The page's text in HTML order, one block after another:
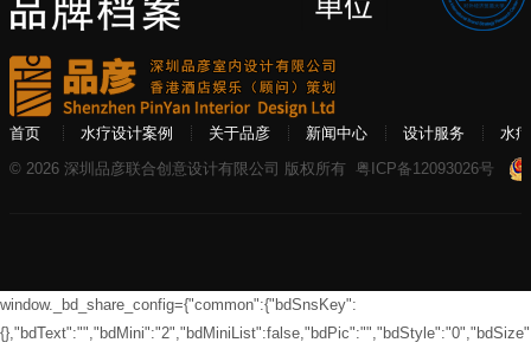
首页 水疗设计案例 关于品彦 新闻中心 设计服务
水
© 2026 深圳品彦联合创意设计有限公司 版权所有 粤ICP备12093026号
window._bd_share_config={"common":{"bdSnsKey":